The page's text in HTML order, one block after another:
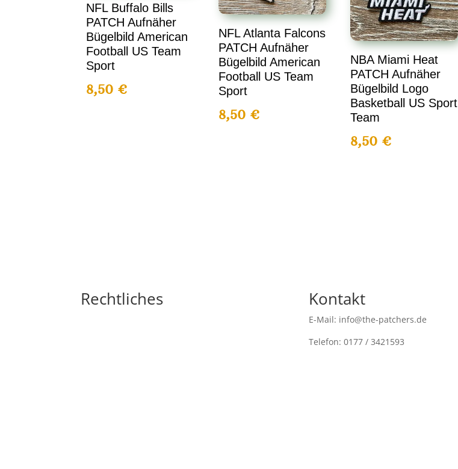
NFL Buffalo Bills
PATCH Aufnäher
Bügelbild American
Football US Team
Sport
8,50 €
NFL Atlanta Falcons
PATCH Aufnäher
Bügelbild American
Football US Team
Sport
8,50 €
NBA Miami Heat
PATCH Aufnäher
Bügelbild Logo
Basketball US Sport
Team
8,50€
Rechtliches Kontakt
E-Mail: info@the-patchers.de
Telefon: 0177 / 3421593